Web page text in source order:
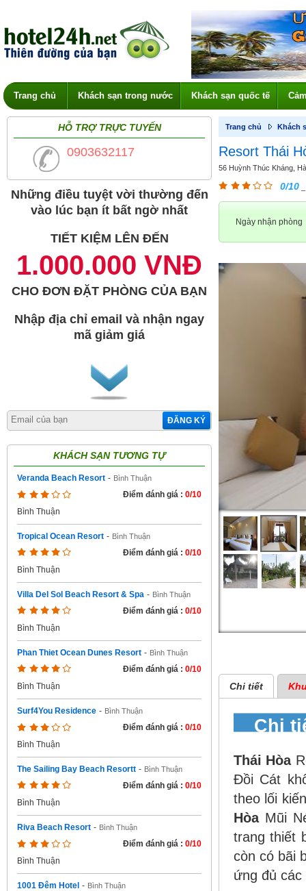
Trang chủ Khách sạn trong nước Khách sạn quốc tế
HỖ TRỢ TRỰC TUYẾN
0903632117
Những điều tuyệt vời thường đến
vào lúc bạn ít bất ngờ nhất
TIẾT KIỆM LÊN ĐẾN
1.000.000 VNĐ
CHO ĐƠN ĐẶT PHÒNG CỦA BẠN
Nhập địa chỉ email và nhận ngay
mã giảm giá
ĐĂNG KÝ
KHÁCH SẠN TƯƠNG TỰ
Veranda Beach Resort - Bình Thuận
Điểm đánh giá : 0/10
Bình Thuận
Tropical Ocean Resort - Bình Thuận
Điểm đánh giá : 0/10
Bình Thuận
Villa Del Sol Beach Resort & Spa - Bình Thuận
Điểm đánh giá : 0/10
Bình Thuận
Phan Thiet Ocean Dunes Resort - Bình Thuận
Điểm đánh giá : 0/10
Bình Thuận
Surf4You Residence - Bình Thuận
Điểm đánh giá : 0/10
Bình Thuận
The Sailing Bay Beach Resortt - Bình Thuận
Điểm đánh giá : 0/10
Bình Thuận
Riva Beach Resort - Bình Thuận
Điểm đánh giá : 0/10
Bình Thuận
1001 Đêm Hotel - Bình Thuận
Trang chủ Khách
Resort Thái
56 Huỳnh Thúc Kháng,
0/10
Ngày nhận phòng
Chi tiết
Chi
Thái Hòa
Đồi Cát
theo lối
HòaMũi
trang thiết
còn có bãi
ứng đủ các